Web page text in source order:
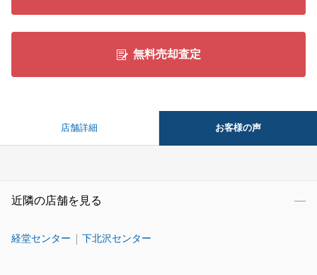
無料売却査定
店舗詳細 お客様の声
近隣の店舗を見る
経堂センター 下北沢センター